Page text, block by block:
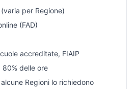
per Regione)
(FAD)
accreditate, FIAIP
80% delle ore
alcune Regioni lo richiedono